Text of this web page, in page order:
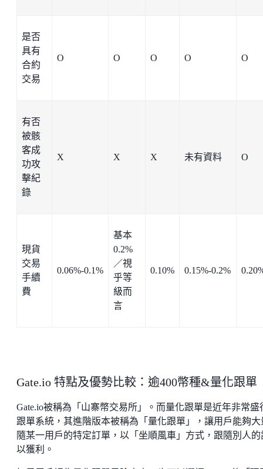
是否
具有
合約
交易
O O O O O
有否
被骸
客成
功攻
擊紀
錄
X X X 未有資料 O
現貨
交易
手續
費
0.06%-0.1%
基本
0.2%
／視
乎等
級而
言
0.10% 0.15%-0.2%
Gate.io 特點及優勢比較：逾400幣種&量化跟單
Gate.io被稱為「山寨幣交易所」。而量化跟單是近年非常盛
跟單系統，其進階版本被稱為「量化跟單」，讓用戶能夠大
隨某一用戶的特定訂單，以「坐順風車」方式，跟隨別人的
以獲利。